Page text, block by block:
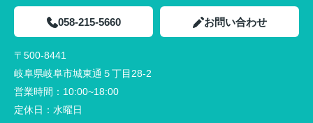
058-215-5660 お問い合わせ
〒500-8441
岐阜県岐阜市城東通５丁目28-2
営業時間： 10:00~18:00
定休日： 水曜日